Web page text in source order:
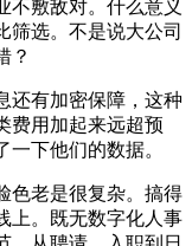
不敷敌对。什么意义
筛选。不是说大公司
？
有加密保障，这种
费用加起来远超预
下他们的数据。
老是很复杂。搞得
上。既无数字化人事